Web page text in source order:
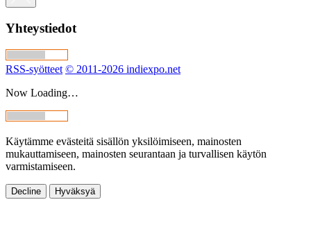
Yhteystiedot
RSS-syötteet © 2011-2026 indiexpo.net
Now Loading…
Käytämme evästeitä sisällön yksilöimiseen, mainosten
mukauttamiseen, mainosten seurantaan ja turvallisen käytön
varmistamiseen.
Decline Hyväksyä